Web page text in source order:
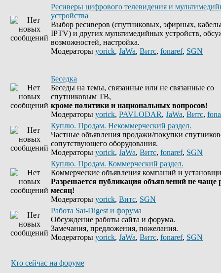
Ресиверы цифрового телевидения и
устройства
Выбор ресиверов (спутниковых, эфирных,
IPTV) и других мультимедийных устройств,
возможностей, настройка.
Модераторы yorick, JaWa, Витс, fonaref, SGN
Беседка
Беседы на темы, связанные или не связанные со
спутниковым ТВ,
кроме политики и национальных вопросов!
Модераторы yorick, PAVLODAR, JaWa, Витс,
Куплю. Продам. Некоммерческий раздел.
Частные объявления продажи/покупки
сопутствующего оборудования.
Модераторы yorick, JaWa, Витс, fonaref, SGN
Куплю. Продам. Коммерческий раздел.
Коммерческие объявления компаний и
Разрешается публикация объявлений не чаще
месяц!
Модераторы yorick, Витс, SGN
Работа Sat-Digest и форума
Обсуждение работы сайта и форума.
Замечания, предложения, пожелания.
Модераторы yorick, JaWa, Витс, fonaref, SGN
Кто сейчас на форуме